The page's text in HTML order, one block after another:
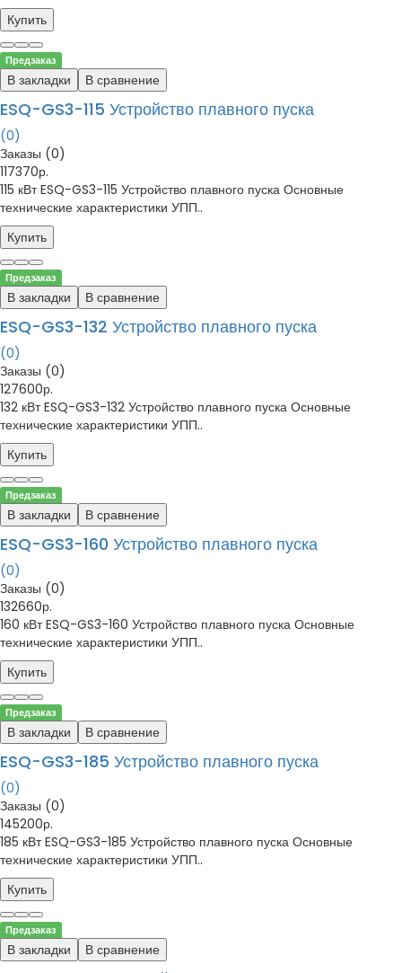
Купить
Предзаказ
В закладки В сравнение
ESQ-GS3-115 Устройство плавного пуска
(0)
Заказы (0)
117370р.
115 кВт ESQ-GS3-115 Устройство плавного пуска Основные
технические характеристики УПП..
Купить
Предзаказ
В закладки В сравнение
ESQ-GS3-132 Устройство плавного пуска
(0)
Заказы (0)
127600р.
132 кВт ESQ-GS3-132 Устройство плавного пуска Основные
технические характеристики УПП..
Купить
Предзаказ
В закладки В сравнение
ESQ-GS3-160 Устройство плавного пуска
(0)
Заказы (0)
132660р.
160 кВт ESQ-GS3-160 Устройство плавного пуска Основные
технические характеристики УПП..
Купить
Предзаказ
В закладки В сравнение
ESQ-GS3-185 Устройство плавного пуска
(0)
Заказы (0)
145200р.
185 кВт ESQ-GS3-185 Устройство плавного пуска Основные
технические характеристики УПП..
Купить
Предзаказ
В закладки В сравнение